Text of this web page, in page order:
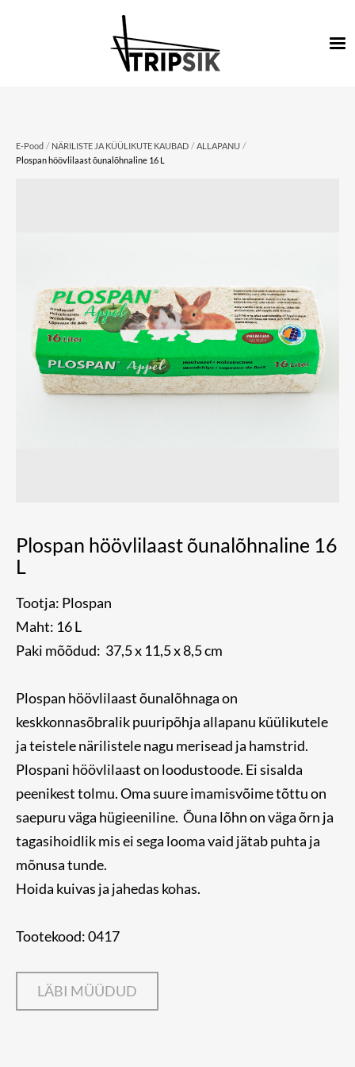
E-Pood / NÄRILISTE JA KÜÜLIKUTE KAUBAD / ALLAPANU /
Plospan höövlilaast õunalõhnaline 16 L
Plospan höövlilaast õunalõhnaline 16
L
Tootja: Plospan
Maht: 16 L
Paki mõõdud: 37,5 x 11,5 x 8,5 cm
Plospan höövlilaast õunalõhnaga on
keskkonnasõbralik puuripõhja allapanu küülikutele
ja teistele närilistele nagu merisead ja hamstrid.
Plospani höövlilaast on loodustoode. Ei sisalda
peenikest tolmu. Oma suure imamisvõime tõttu on
saepuru väga hügieeniline. Õuna lõhn on väga õrn ja
tagasihoidlik mis ei sega looma vaid jätab puhta ja
mõnusa tunde.
Hoida kuivas ja jahedas kohas.
Tootekood: 0417
LÄBI MÜÜDUD